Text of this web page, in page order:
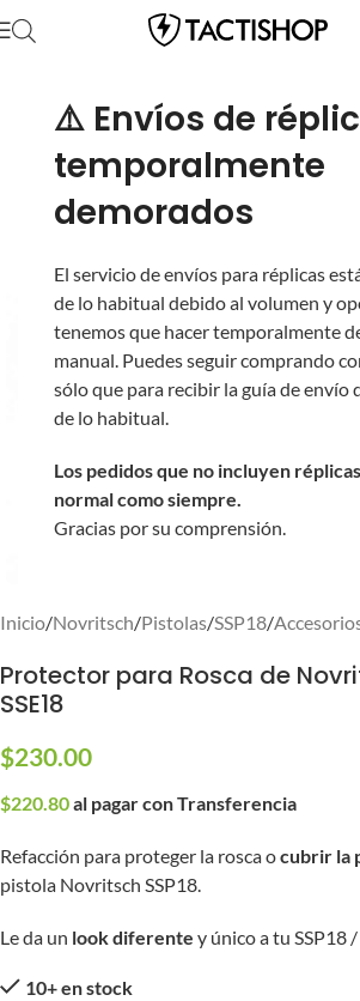
⚠️ Envíos de
temporalmente
demorados
El servicio de envíos para réplicas
de lo habitual debido al volumen y
tenemos que hacer temporalmente
manual. Puedes seguir comprando
sólo que para recibir la guía de envío
de lo habitual.
Los pedidos que no incluyen
normal como siempre.
Gracias por su comprensión.
Inicio/Novritsch/Pistolas/SSP18/
Protector para Rosca de
SSE18
$230.00
$220.80al pagar con Transferencia
Refacción para proteger la rosca ocubrir la
pistola Novritsch SSP18.
Le da un look diferente y único a tu SSP18 /
10+ en stock